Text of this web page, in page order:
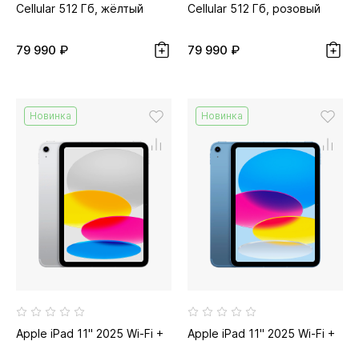
Cellular 512 Гб, жёлтый
79 990 ₽
Cellular 512 Гб, розовый
79 990 ₽
Новинка
Apple iPad 11" 2025 Wi-Fi +
Новинка
Apple iPad 11" 2025 Wi-Fi +